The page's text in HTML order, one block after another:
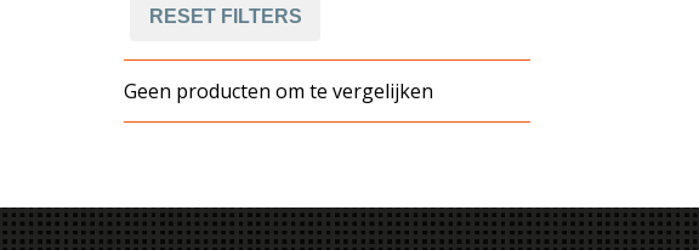
RESET FILTERS
Geen producten om te vergelijken